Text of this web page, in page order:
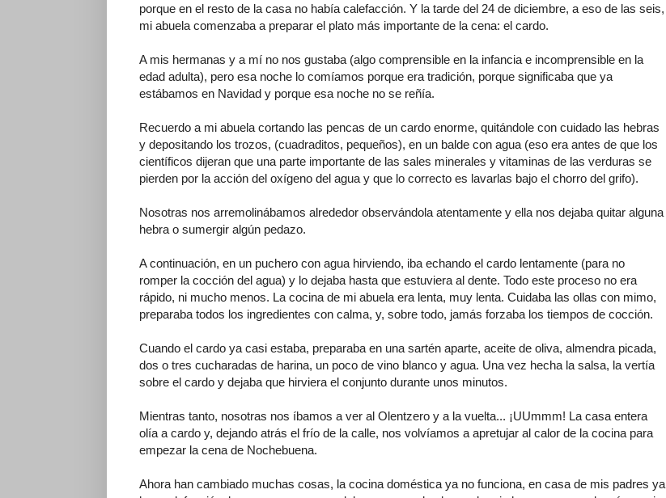
porque en el resto de la casa no había calefacción. Y la tarde del 24 de diciembre, a eso de las seis,
mi abuela comenzaba a preparar el plato más importante de la cena: el cardo.
A mis hermanas y a mí no nos gustaba (algo comprensible en la infancia e incomprensible en la
edad adulta), pero esa noche lo comíamos porque era tradición, porque significaba que ya
estábamos en Navidad y porque esa noche no se reñía.
Recuerdo a mi abuela cortando las pencas de un cardo enorme, quitándole con cuidado las hebras
y depositando los trozos, (cuadraditos, pequeños), en un balde con agua (eso era antes de que los
científicos dijeran que una parte importante de las sales minerales y vitaminas de las verduras se
pierden por la acción del oxígeno del agua y que lo correcto es lavarlas bajo el chorro del grifo).
Nosotras nos arremolinábamos alrededor observándola atentamente y ella nos dejaba quitar alguna
hebra o sumergir algún pedazo.
A continuación, en un puchero con agua hirviendo, iba echando el cardo lentamente (para no
romper la cocción del agua) y lo dejaba hasta que estuviera al dente. Todo este proceso no era
rápido, ni mucho menos. La cocina de mi abuela era lenta, muy lenta. Cuidaba las ollas con mimo,
preparaba todos los ingredientes con calma, y, sobre todo, jamás forzaba los tiempos de cocción.
Cuando el cardo ya casi estaba, preparaba en una sartén aparte, aceite de oliva, almendra picada,
dos o tres cucharadas de harina, un poco de vino blanco y agua. Una vez hecha la salsa, la vertía
sobre el cardo y dejaba que hirviera el conjunto durante unos minutos.
Mientras tanto, nosotras nos íbamos a ver al Olentzero y a la vuelta... ¡UUmmm! La casa entera
olía a cardo y, dejando atrás el frío de la calle, nos volvíamos a apretujar al calor de la cocina para
empezar la cena de Nochebuena.
Ahora han cambiado muchas cosas, la cocina doméstica ya no funciona, en casa de mis padres ya